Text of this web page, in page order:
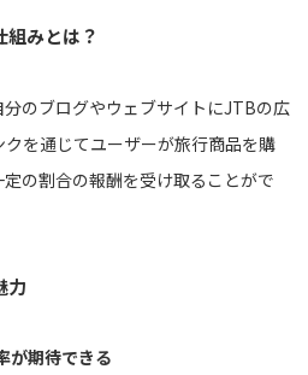
みとは？
のブログやウェブサイトにJTBの広
を通じてユーザーが旅行商品を購
の割合の報酬を受け取ることがで
力
が期待できる